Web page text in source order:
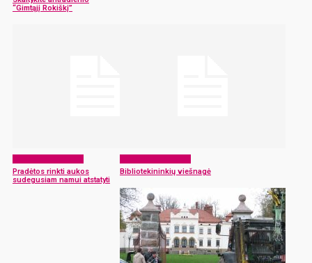
“Gimtąjį Rokiškį”
Pradėtos rinkti aukos
sudegusiam namui atstatyti
Bibliotekininkių viešnagė